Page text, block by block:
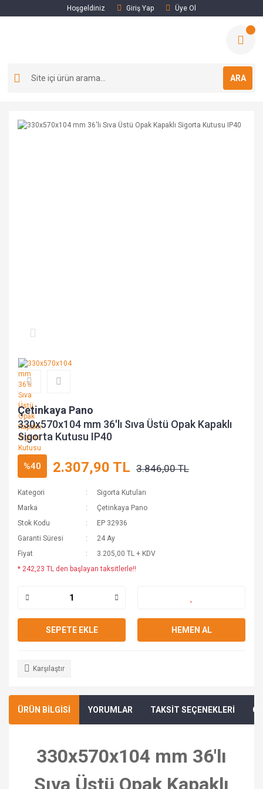
Hoşgeldiniz Giriş Yap Üye Ol
ARA
Çetinkaya Pano
330x570x104 mm 36'lı Sıva Üstü Opak Kapaklı
Sigorta Kutusu IP40
%40 2.307,90 TL 3.846,00 TL
Kategori
Sigorta Kutuları
Marka
Çetinkaya Pano
Stok Kodu
EP 32936
Garanti Süresi
24 Ay
Fiyat
3.205,00 TL + KDV
* 242,23 TL den başlayan taksitlerle!!
SEPETE EKLE HEMEN AL
Karşılaştır
ÜRÜN BİLGİSİ YORUMLAR TAKSİT SEÇENEKLERİ
330x570x104 mm 36'lı
Sıva Üstü Opak Kapaklı